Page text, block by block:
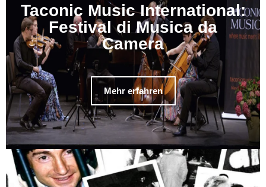
Taconic Music International:
Festival di Musica da
Camera
Mehr erfahren